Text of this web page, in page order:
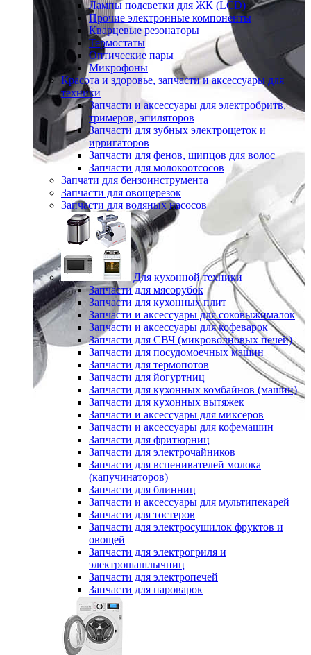
Лампы подсветки для ЖК (LCD)
Прочие электронные компоненты
Кварцевые резонаторы
Термостаты
Оптические пары
Микрофоны
Красота и здоровье, запчасти и аксессуары для
техники
Запчасти и аксессуары для электробритв,
тримеров, эпиляторов
Запчасти для зубных электрощеток и
ирригаторов
Запчасти для фенов, щипцов для волос
Запчасти для молокоотсосов
Запчати для бензоинструмента
Запчасти для овощерезок
Запчасти для водяных насосов
Для кухонной техники
Запчасти для мясорубок
Запчасти для кухонных плит
Запчасти и аксессуары для соковыжималок
Запчасти и аксессуары для кофеварок
Запчасти для СВЧ (микроволновых печей)
Запчасти для посудомоечных машин
Запчасти для термопотов
Запчасти для йогуртниц
Запчасти для кухонных комбайнов (машин)
Запчасти для кухонных вытяжек
Запчасти и аксессуары для миксеров
Запчасти и аксессуары для кофемашин
Запчасти для фритюрниц
Запчасти для электрочайников
Запчасти для вспенивателей молока
(капучинаторов)
Запчасти для блинниц
Запчасти и аксессуары для мультипекарей
Запчасти для тостеров
Запчасти для электросушилок фруктов и
овощей
Запчасти для электрогриля и
электрошашлычниц
Запчасти для электропечей
Запчасти для пароварок